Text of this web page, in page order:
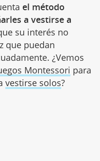
el método
a vestirse a
su interés no
que puedan
¿Vemos
Montessori para
vestirse solos?